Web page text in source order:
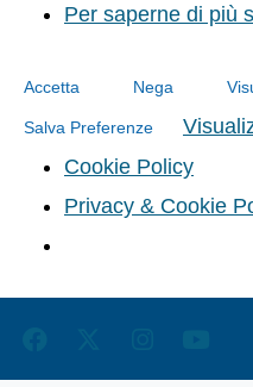
Per saperne di più
Accetta Nega
Salva Preferenze
Cookie Policy
Privacy & Cookie